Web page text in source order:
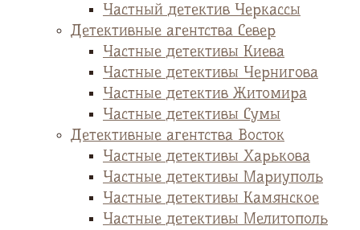
Частный детектив Черкассы
Детективные агентства Север
Частные детективы Киева
Частные детективы Чернигова
Частные детектив Житомира
Частные детективы Сумы
Детективные агентства Восток
Частные детективы Харькова
Частные детективы Мариуполь
Частные детективы Камянское
Частные детективы Мелитополь